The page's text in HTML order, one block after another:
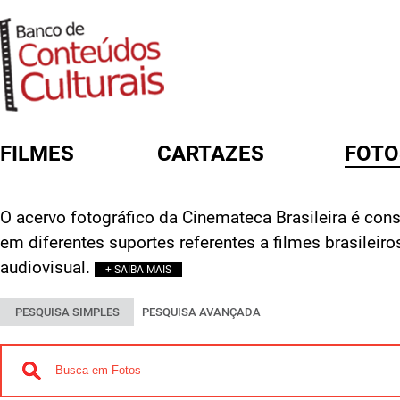
FILMES CARTAZES
O acervo fotográfico da Cinemateca Brasileira é
em diferentes suportes referentes a filmes
audiovisual.
+ SAIBA MAIS
PESQUISA SIMPLES PESQUISA AVANÇADA
FORMULÁRIO DE BUSCA